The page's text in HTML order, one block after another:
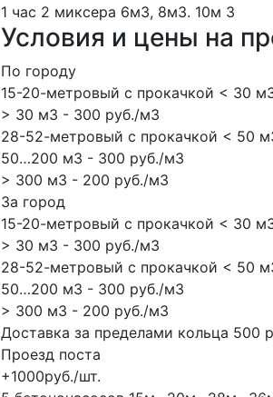
1 час 2 миксера 6м3, 8м3. 10м 3
Условия и цены на
По городу
15-20-метровый с прокачкой < 30
> 30 м3 - 300 руб./м3
28-52-метровый с прокачкой < 50
50…200 м3 - 300 руб./м3
> 300 м3 - 200 руб./м3
За город
15-20-метровый с прокачкой < 30
> 30 м3 - 300 руб./м3
28-52-метровый с прокачкой < 50
50…200 м3 - 300 руб./м3
> 300 м3 - 200 руб./м3
Доставка за пределами кольца 500
Проезд поста
+1000руб./шт.